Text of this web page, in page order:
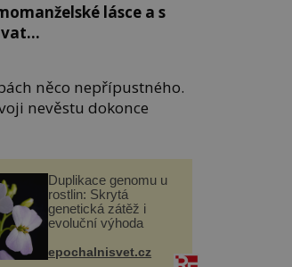
lásce a s
něco nepřípustného.
nevěstu dokonce
Duplikace genomu u
rostlin: Skrytá
genetická zátěž i
evoluční výhoda
epochalnisvet.cz